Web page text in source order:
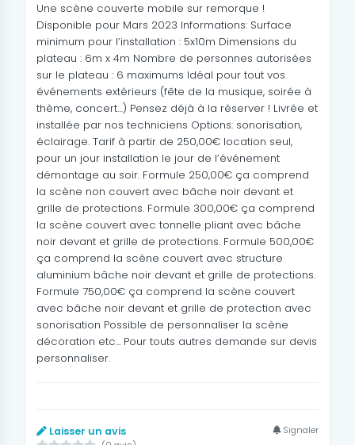
Une scène couverte mobile sur remorque !
Disponible pour Mars 2023 Informations: Surface
minimum pour l’installation : 5x10m Dimensions du
plateau : 6m x 4m Nombre de personnes autorisées
sur le plateau : 6 maximums Idéal pour tout vos
événements extérieurs (fête de la musique, soirée à
thème, concert…) Pensez déjà à la réserver ! Livrée et
installée par nos techniciens Options: sonorisation,
éclairage. Tarif à partir de 250,00€ location seul,
pour un jour installation le jour de l’événement
démontage au soir. Formule 250,00€ ça comprend
la scène non couvert avec bâche noir devant et
grille de protections. Formule 300,00€ ça comprend
la scène couvert avec tonnelle pliant avec bâche
noir devant et grille de protections. Formule 500,00€
ça comprend la scène couvert avec structure
aluminium bâche noir devant et grille de protections.
Formule 750,00€ ça comprend la scène couvert
avec bâche noir devant et grille de protection avec
sonorisation Possible de personnaliser la scène
décoration etc... Pour touts autres demande sur devis
personnaliser.
Laisser un avis Signaler